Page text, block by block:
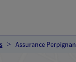
Assurance Perpignan